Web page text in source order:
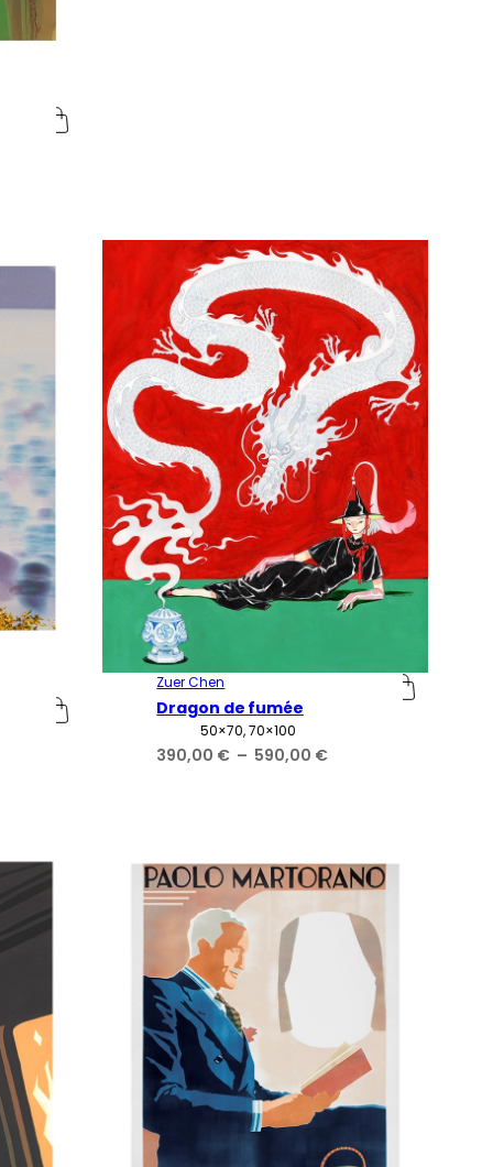
Zuer Chen
Dragon de fumée
Attributs Valeur
50×70, 70×100
390,00 € – 590,00 €Plage
590,00 €